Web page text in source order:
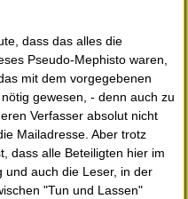
dass das alles die
Pseudo-Mephisto waren,
mit dem vorgegebenen
gewesen, - denn auch zu
Verfasser absolut nicht
Mailadresse. Aber trotz
dass alle Beteiligten hier im
und auch die Leser, in der
"Tun und Lassen"